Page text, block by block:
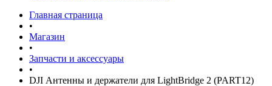
Главная страница
•
Магазин
•
Запчасти и аксессуары
•
DJI Антенны и держатели для LightBridge 2 (PART12)